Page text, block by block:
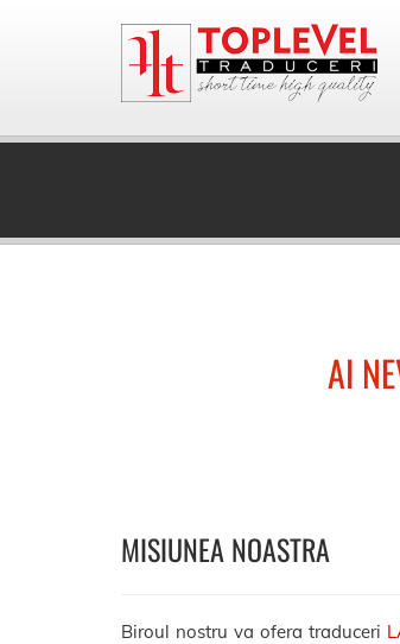
AI
MISIUNEA NOASTRA
Biroul nostru va ofera traduceri